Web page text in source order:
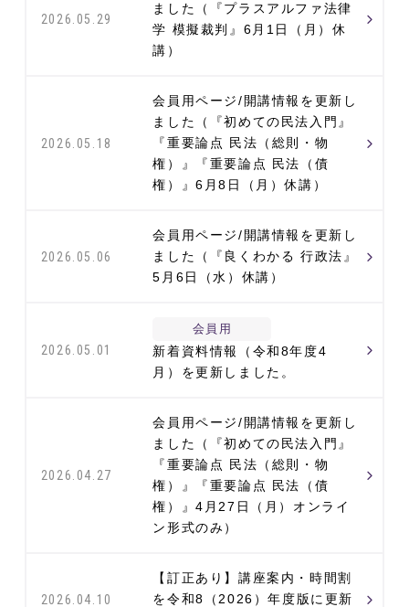
2026.05.29
ました（『プラスアルファ法律
学 模擬裁判』6月1日（月）休
講）
2026.05.18
会員用ページ/開講情報を更新し
ました（『初めての民法入門』
『重要論点 民法（総則・物
権）』『重要論点 民法（債
権）』6月8日（月）休講）
2026.05.06
会員用ページ/開講情報を更新し
ました（『良くわかる 行政法』
5月6日（水）休講）
2026.05.01
会員用
新着資料情報（令和8年度4
月）を更新しました。
2026.04.27
会員用ページ/開講情報を更新し
ました（『初めての民法入門』
『重要論点 民法（総則・物
権）』『重要論点 民法（債
権）』4月27日（月）オンライ
ン形式のみ）
2026.04.10
【訂正あり】講座案内・時間割
を令和8（2026）年度版に更新